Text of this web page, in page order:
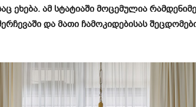
ეხება. ამ სტატიაში მოცემულია
და მათი ჩამოკიდებისას